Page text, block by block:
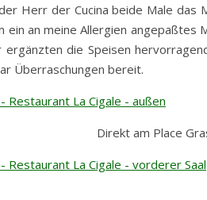
Herr der Cucina beide Male das
ein an meine Allergien angepaßtes
ergänzten die Speisen
Überraschungen bereit.
Direkt am Place